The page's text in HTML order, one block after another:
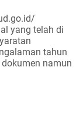
yang telah di
tahun
namun